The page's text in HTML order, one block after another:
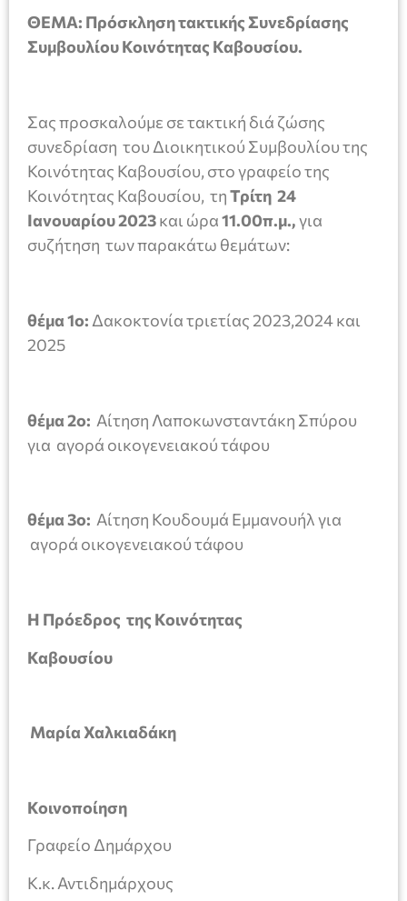
ΘΕΜΑ: Πρόσκληση τακτικής Συνεδρίασης
Συμβουλίου Κοινότητας Καβουσίου.
Σας προσκαλούμε σε τακτική διά ζώσης
συνεδρίαση του Διοικητικού Συμβουλίου της
Κοινότητας Καβουσίου, στο γραφείο της
Κοινότητας Καβουσίου, τηΤρίτη 24
Ιανουαρίου 2023και ώρα11.00π.μ.,για
συζήτηση των παρακάτω θεμάτων:
θέμα 1ο: Δακοκτονία τριετίας 2023,2024 και
2025
θέμα 2ο: Αίτηση Λαποκωνσταντάκη Σπύρου
για αγορά οικογενειακού τάφου
θέμα 3ο: Αίτηση Κουδουμά Εμμανουήλ για
αγορά οικογενειακού τάφου
Η Πρόεδρος της Κοινότητας
Καβουσίου
Μαρία Χαλκιαδάκη
Κοινοποίηση
Γραφείο Δημάρχου
Κ.κ. Αντιδημάρχους